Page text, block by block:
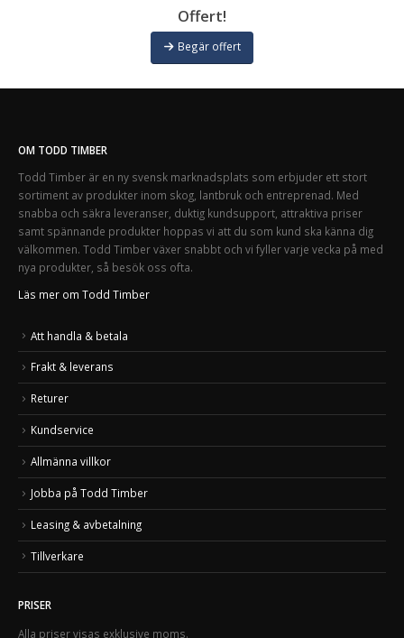
Offert!
Begär offert
OM TODD TIMBER
Todd Timber är en ny svensk marknadsplats som erbjuder ett stort
sortiment av produkter inom skog, lantbruk och entreprenad. Med
snabba och säkra leveranser, duktig kundsupport, attraktiva priser
samt spännande produkter hoppas vi att du som kund ska känna dig
välkommen. Todd Timber växer snabbt och vi fyller varje vecka på med
nya produkter, så besök oss ofta.
Läs mer om Todd Timber
Att handla & betala
Frakt & leverans
Returer
Kundservice
Allmänna villkor
Jobba på Todd Timber
Leasing & avbetalning
Tillverkare
PRISER
Alla priser visas exklusive moms.